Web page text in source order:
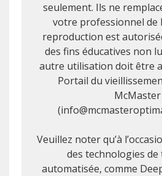
seulement. Ils ne
votre professionnel de
reproduction est
des fins éducatives non
autre utilisation doit être
Portail du
McMaster
Veuillez noter qu’à
des technologies
automatisée, comme